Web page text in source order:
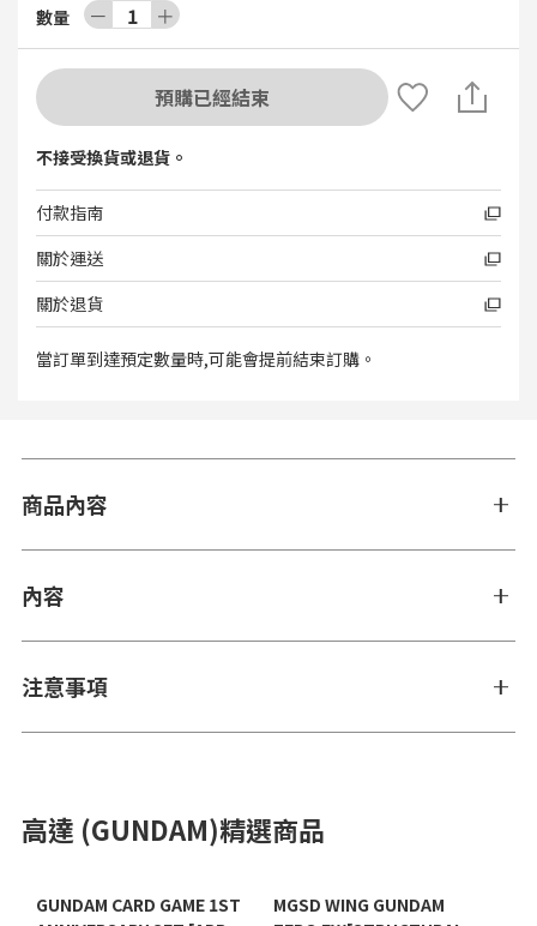
數量 － 1 ＋
預購已經結束
不接受換貨或退貨。
付款指南
關於運送
關於退貨
當訂單到達預定數量時,可能會提前結束訂購。
商品內容
內容
注意事項
高達 (GUNDAM)精選商品
GUNDAM CARD GAME 1ST
MGSD WING GUNDAM